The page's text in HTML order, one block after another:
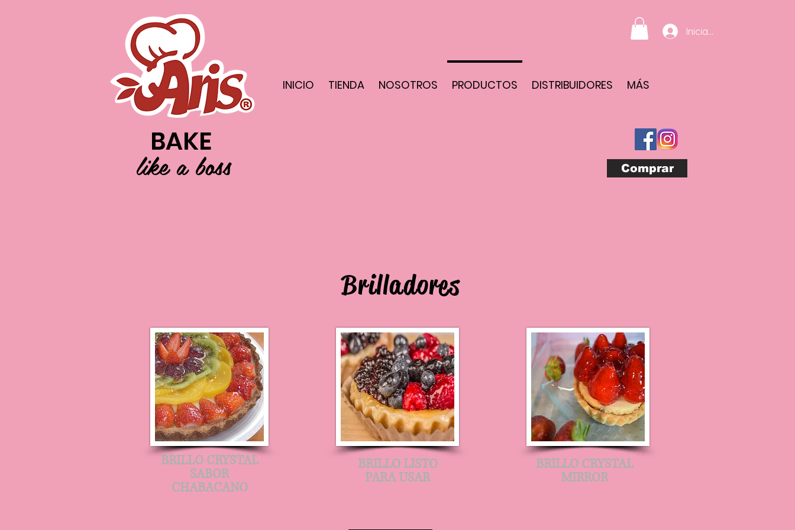
BAKE
like a boss
Iniciar sesión
INICIO TIENDA NOSOTROS PRODUCTOS DISTRIBUIDORES MÁS
Comprar
Brilladores
BRILLO CRYSTAL
SABOR
CHABACANO
BRILLO LISTO
PARA USAR
BRILLO CRYSTAL
MIRROR